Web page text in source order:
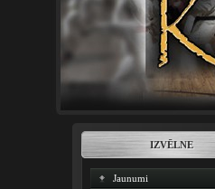
IZVĒLNE
Jaunumi